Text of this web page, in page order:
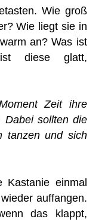
Wie groß
Wie liegt sie in
an? Was ist
diese glatt,
Zeit ihre
Dabei sollten die
tanzen und sich
Kastanie einmal
auffangen.
das klappt,